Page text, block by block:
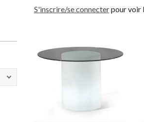
S'inscrire/se connecterpour voir